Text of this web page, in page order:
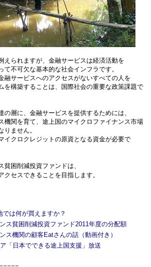
えられますが、金融サービスは経済活動を
て不可欠な基本的な社会インフラです。
融サービスへのアクセスがないすべての人を
を構築することは、国際社会の重要な政策課題で
の層に、金融サービスを提供するためには、
機関を育て、途上国のマイクロファイナンス市場
りません。
イクロクレジットの原資となる資金が必要で
貧困削減投資ファンドは、
クセスできることを目指します。
は何が買えますか？
ス貧困削減投資ファンド2011年度の分配額
ス機関の顧客Eatさんの話（動画付き）
「日本でできる途上国支援」放送